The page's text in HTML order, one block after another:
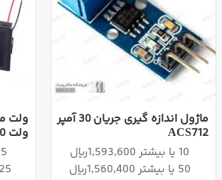
ماژول اندازه گیری جریان 30 آمپر
ACS712
10 یا بیشتر 1,593,600ریال
50 یا بیشتر 1,560,400ریال
ولت 100 آمپر متناوب
5 یا بیشتر 6,321,000ریال
25 یا بیشتر 6,159,750ریال